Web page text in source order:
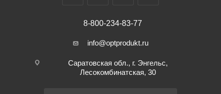
8-800-234-83-77
info@optprodukt.ru
Саратовская обл., г. Энгельс,
Лесокомбинатская, 30